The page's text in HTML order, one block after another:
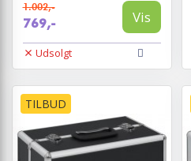
1.002,-
769,- Vis
Udsolgt
TILBUD